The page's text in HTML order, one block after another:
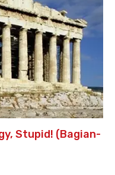
Stupid! (Bagian-